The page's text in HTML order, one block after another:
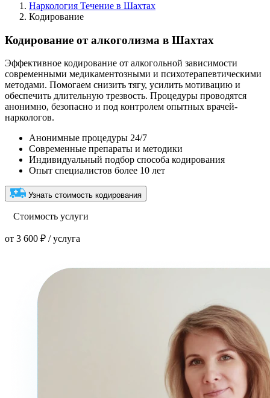
Наркология Течение в Шахтах
Кодирование
Кодирование от алкоголизма в Шахтах
Эффективное кодирование от алкогольной зависимости
современными медикаментозными и психотерапевтическими
методами. Помогаем снизить тягу, усилить мотивацию и
обеспечить длительную трезвость. Процедуры проводятся
анонимно, безопасно и под контролем опытных врачей-
наркологов.
Анонимные процедуры 24/7
Современные препараты и методики
Индивидуальный подбор способа кодирования
Опыт специалистов более 10 лет
Узнать стоимость кодирования
Стоимость услуги
от 3 600 ₽ / услуга